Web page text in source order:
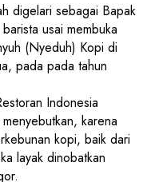
digelari sebagai Bapak
usai membuka
(Nyeduh) Kopi di
pada pada tahun
Indonesia
karena
kopi, baik dari
layak dinobatkan